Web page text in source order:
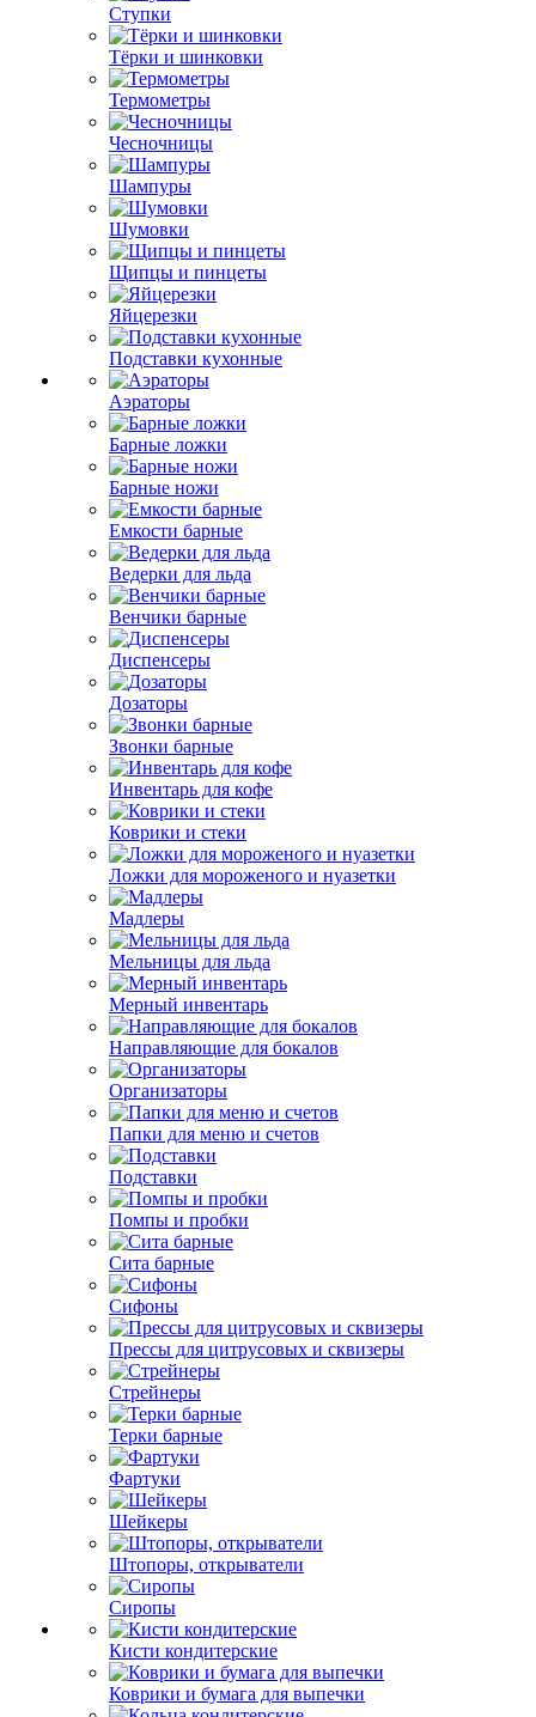
Ступки
Тёрки и шинковки
Термометры
Чесночницы
Шампуры
Шумовки
Щипцы и пинцеты
Яйцерезки
Подставки кухонные
Аэраторы
Барные ложки
Барные ножи
Емкости барные
Ведерки для льда
Венчики барные
Диспенсеры
Дозаторы
Звонки барные
Инвентарь для кофе
Коврики и стеки
Ложки для мороженого и нуазетки
Мадлеры
Мельницы для льда
Мерный инвентарь
Направляющие для бокалов
Организаторы
Папки для меню и счетов
Подставки
Помпы и пробки
Сита барные
Сифоны
Прессы для цитрусовых и сквизеры
Стрейнеры
Терки барные
Фартуки
Шейкеры
Штопоры, открыватели
Сиропы
Кисти кондитерские
Коврики и бумага для выпечки